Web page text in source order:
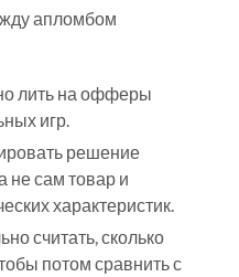
апломбом
лить на офферы
игр.
решение
не сам товар и
характеристик.
считать, сколько
потом сравнить с